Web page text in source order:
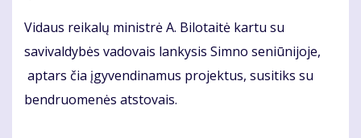
Vidaus reikalų ministrė A. Bilotaitė kartu su
savivaldybės vadovais lankysis Simno seniūnijoje,
aptars čia įgyvendinamus projektus, susitiks su
bendruomenės atstovais.